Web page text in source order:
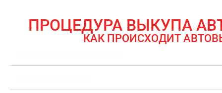
ПРОЦЕДУРА ВЫКУПА
КАК ПРОИСХОДИТ